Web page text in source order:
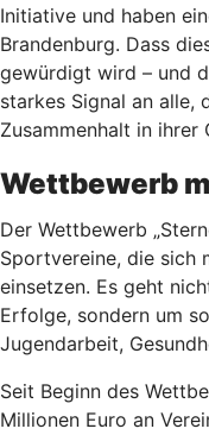
Initiative und haben
Brandenburg. Dass
gewürdigt wird – und
starkes Signal an alle,
Zusammenhalt in ihrer
Wettbewerb
Der Wettbewerb
Sportvereine, die sich
einsetzen. Es geht
Erfolge, sondern um
Jugendarbeit,
Seit Beginn des
Millionen Euro an